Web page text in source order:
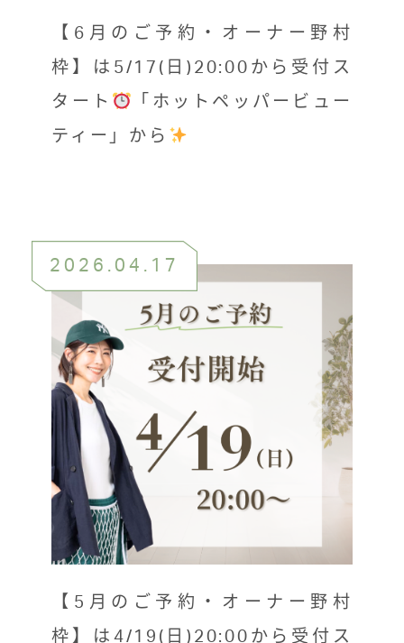
【6月のご予約・オーナー野村
枠】は5/17(日)20:00から受付ス
タート
「ホットペッパービュー
ティー」から
2026.04.17
【5月のご予約・オーナー野村
枠】は4/19(日)20:00から受付ス